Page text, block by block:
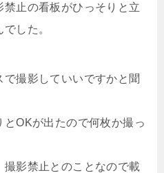
禁止の看板がひっそりと立
した。
撮影していいですかと聞
とOKが出たので何枚か撮っ
影禁止とのことなので載